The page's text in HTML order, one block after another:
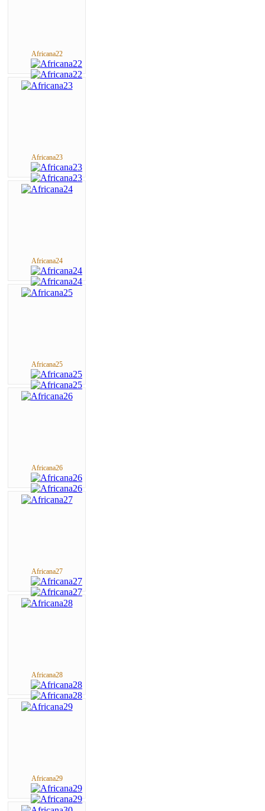
Africana22
Africana23
Africana24
Africana25
Africana26
Africana27
Africana28
Africana29